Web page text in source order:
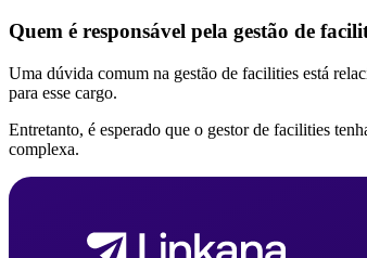
Quem é responsável pela gestão de
Uma dúvida comum na gestão de facilities está
para esse cargo.
Entretanto, é esperado que o gestor de facilities
complexa.